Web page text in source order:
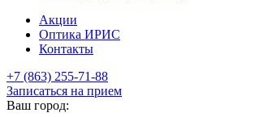
Акции
Оптика ИРИС
Контакты
+7 (863) 255-71-88
Записаться на прием
Ваш город: